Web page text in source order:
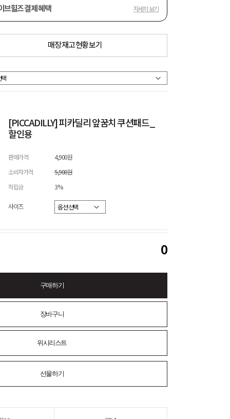
브힐즈 결제 혜택 자세히 보기
매장 재고 현황 보기
[PICCADILLY] 피카딜리 앞꿈치 쿠션패드_
할인용
판매가격
4,900원
소비자가격
5,900원
적립금
3%
사이즈
0
구매하기
장바구니
위시리스트
선물하기